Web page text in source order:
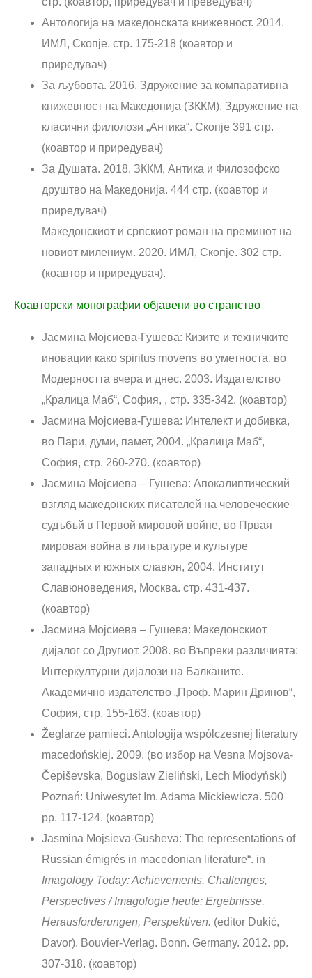
Антологија на македонската книжевност. 2014.
ИМЛ, Скопје. стр. 175-218 (коавтор и
приредувач)
За љубовта. 2016. Здружение за компаративна
книжевност на Македонија (ЗККМ), Здружение на
класични филолози „Антика“. Скопје 391 стр.
(коавтор и приредувач)
За Душата. 2018. ЗККМ, Антика и Филозофско
друштво на Македонија. 444 стр. (коавтор и
приредувач)
Македонскиот и српскиот роман на преминот на
новиот милениум. 2020. ИМЛ, Скопје. 302 стр.
(коавтор и приредувач).
Коавторски монографии објавени во странство
Јасмина Мојсиева-Гушева: Кизите и техничките
иновации како spiritus movens во уметноста. во
Модерността вчера и днес. 2003. Издателство
„Кралица Маб“, София, , стр. 335-342. (коавтор)
Јасмина Мојсиева-Гушева: Интелект и добивка,
во Пари, думи, памет, 2004. „Кралица Маб“,
София, стр. 260-270. (коавтор)
Јасмина Мојсиева – Гушева: Апокалиптический
взгляд македонских писателей на человеческие
судъбъй в Первой мировой войне, во Првая
мировая война в литьратуре и культуре
западных и южных славюн, 2004. Институт
Славюноведения, Москва. стр. 431-437.
(коавтор)
Јасмина Мојсиева – Гушева: Македонскиот
дијалог со Другиот. 2008. во Въпреки различията:
Интеркултурни дијалози на Балканите.
Академично издателство „Проф. Марин Дринов“,
София, стр. 155-163. (коавтор)
Žeglarze pamieci. Antologija wspólczesnej literatury
macedońskieј. 2009. (во избор на Vesna Mojsova-
Čepiševska, Boguslaw Zieliński, Lech Miodyński)
Poznań: Uniwesytet Im. Adama Mickiewicza. 500
pp. 117-124. (коавтор)
Jasmina Mojsieva-Gusheva: The representations of
Russian émigrés in macedonian literature“. in
Imagology Today: Achievements, Challenges,
Perspectives / Imagologie heute: Ergebnisse,
Herausforderungen, Perspektiven. (editor Dukić,
Davor). Bouvier-Verlag. Bonn. Germany. 2012. pp.
307-318. (коавтор)